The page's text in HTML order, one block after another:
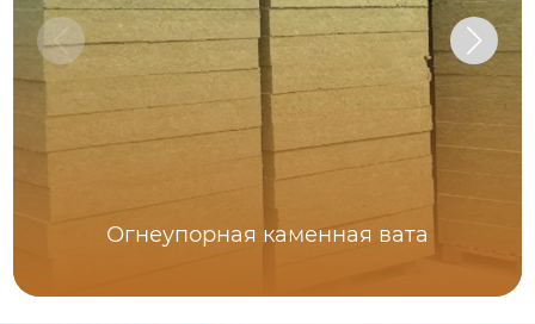
Огнеупорная каменная вата